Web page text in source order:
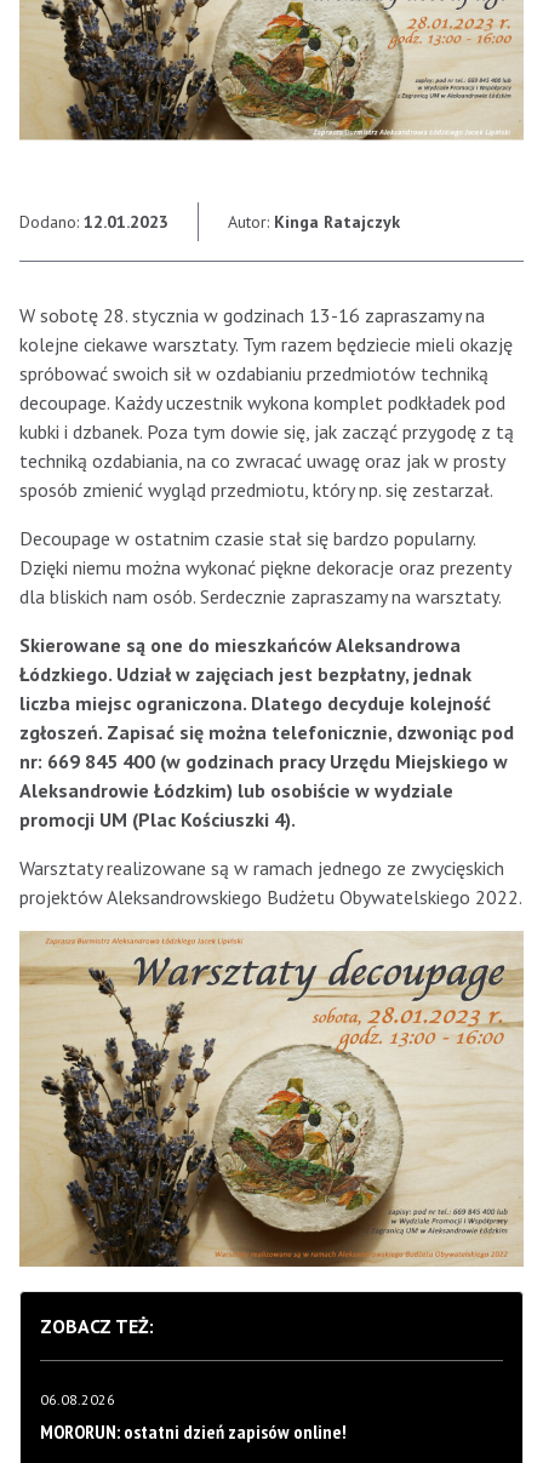
Dodano: 12.01.2023 Autor: Kinga Ratajczyk
W sobotę 28. stycznia w godzinach 13-16 zapraszamy na
kolejne ciekawe warsztaty. Tym razem będziecie mieli okazję
spróbować swoich sił w ozdabianiu przedmiotów techniką
decoupage. Każdy uczestnik wykona komplet podkładek pod
kubki i dzbanek. Poza tym dowie się, jak zacząć przygodę z tą
techniką ozdabiania, na co zwracać uwagę oraz jak w prosty
sposób zmienić wygląd przedmiotu, który np. się zestarzał.
Decoupage w ostatnim czasie stał się bardzo popularny.
Dzięki niemu można wykonać piękne dekoracje oraz prezenty
dla bliskich nam osób. Serdecznie zapraszamy na warsztaty.
Skierowane są one do mieszkańców Aleksandrowa
Łódzkiego. Udział w zajęciach jest bezpłatny, jednak
liczba miejsc ograniczona. Dlatego decyduje kolejność
zgłoszeń. Zapisać się można telefonicznie, dzwoniąc pod
nr: 669 845 400 (w godzinach pracy Urzędu Miejskiego w
Aleksandrowie Łódzkim) lub osobiście w wydziale
promocji UM (Plac Kościuszki 4).
Warsztaty realizowane są w ramach jednego ze zwycięskich
projektów Aleksandrowskiego Budżetu Obywatelskiego 2022.
ZOBACZ TEŻ:
06.08.2026
MORORUN: ostatni dzień zapisów online!